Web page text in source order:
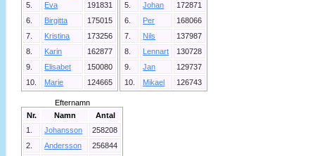
5.
Eva
191831
6.
Birgitta
175015
7.
Kristina
173256
8.
Karin
162877
9.
Elisabet
150080
10.
Marie 124665
5.
Johan
172871
6.
Per
168066
7.
Nils
137987
8.
Lennart
130728
9.
Jan
129737
10.
Mikael 126743
Efternamn
Nr.
Namn
Antal
1.
Johansson
258208
2.
Andersson
256844